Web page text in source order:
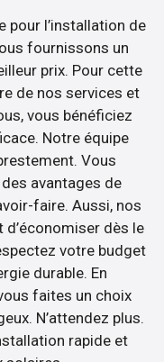
pour l’installation de
fournissons un
prix. Pour cette
de nos services et
vous bénéficiez
Notre équipe
Vous
avantages de
faire. Aussi, nos
dès le
votre budget
durable. En
faites un choix
N’attendez plus.
rapide et